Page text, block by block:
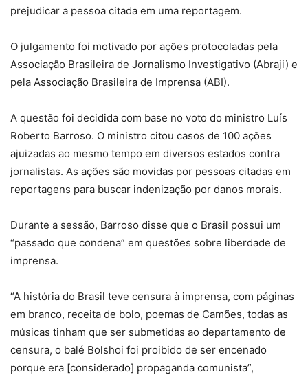
prejudicar a pessoa citada em uma reportagem.
O julgamento foi motivado por ações protocoladas pela
Associação Brasileira de Jornalismo Investigativo (Abraji) e
pela Associação Brasileira de Imprensa (ABI).
A questão foi decidida com base no voto do ministro Luís
Roberto Barroso. O ministro citou casos de 100 ações
ajuizadas ao mesmo tempo em diversos estados contra
jornalistas. As ações são movidas por pessoas citadas em
reportagens para buscar indenização por danos morais.
Durante a sessão, Barroso disse que o Brasil possui um
“passado que condena” em questões sobre liberdade de
imprensa.
“A história do Brasil teve censura à imprensa, com páginas
em branco, receita de bolo, poemas de Camões, todas as
músicas tinham que ser submetidas ao departamento de
censura, o balé Bolshoi foi proibido de ser encenado
porque era [considerado] propaganda comunista”,